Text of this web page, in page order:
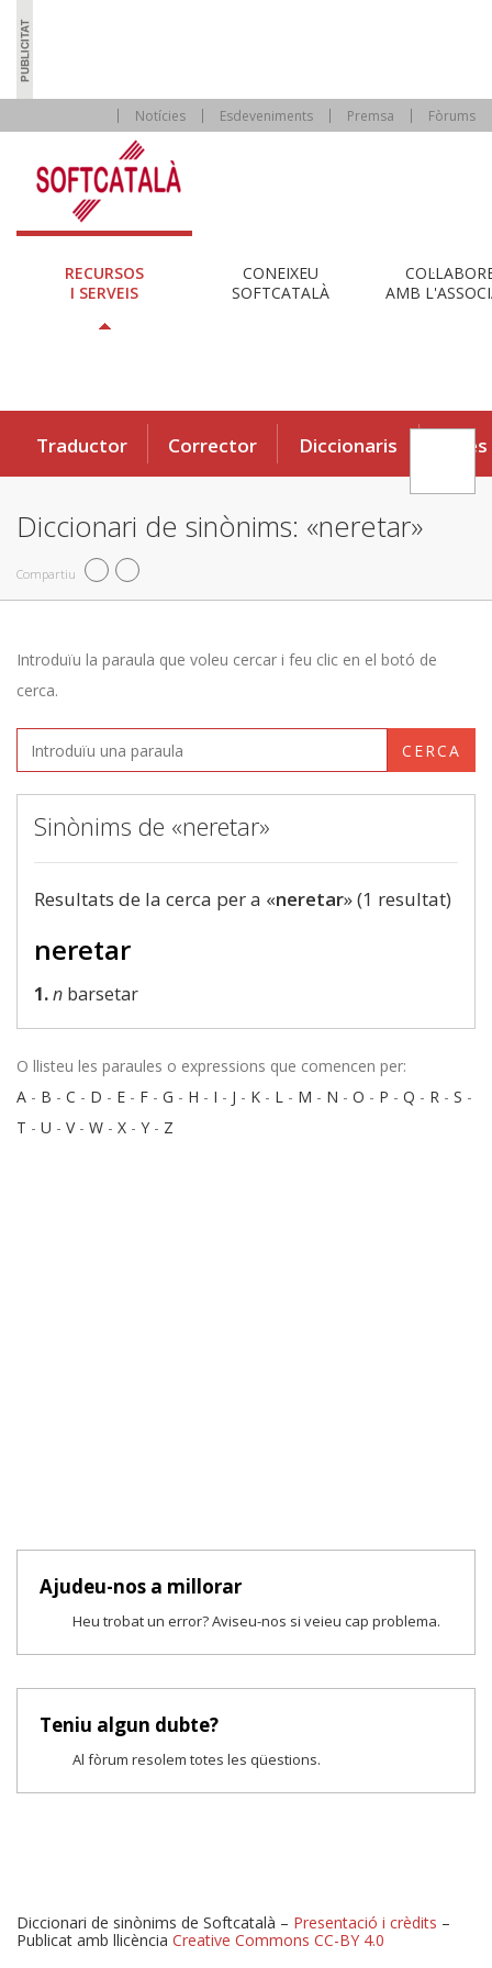
Notícies Esdeveniments Premsa Fòrums
RECURSOS
I SERVEIS
CONEIXEU
SOFTCATALÀ
AMB
Traductor Corrector Diccionaris Eines
Diccionari de sinònims: «neretar»
Compartiu
Introduïu la paraula que voleu cercar i feu clic en el botó de
cerca.
CERCA
Sinònims de «neretar»
Resultats de la cerca per a «neretar» (1 resultat)
neretar
1.n barsetar
O llisteu les paraules o expressions que comencen per:
A - B - C - D - E - F - G - H - I - J - K - L - M - N - O - P - Q - R - S -
T - U - V- W - X - Y - Z
Ajudeu-nos a millorar
Heu trobat un error? Aviseu-nos si veieu cap problema.
Teniu algun dubte?
Al fòrum resolem totes les qüestions.
Diccionari de sinònims de Softcatalà – Presentació i crèdits –
Publicat amb llicència Creative Commons CC-BY 4.0